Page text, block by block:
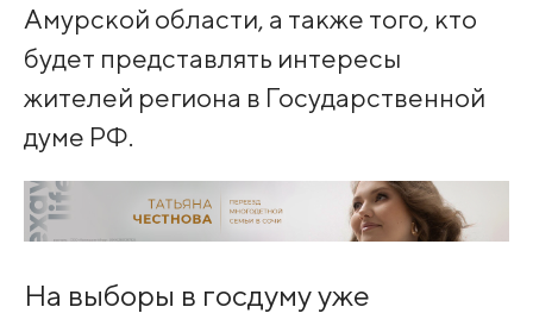
Амурской области, а также того, кто
будет представлять интересы
жителей региона в Государственной
думе РФ.
На выборы в госдуму уже